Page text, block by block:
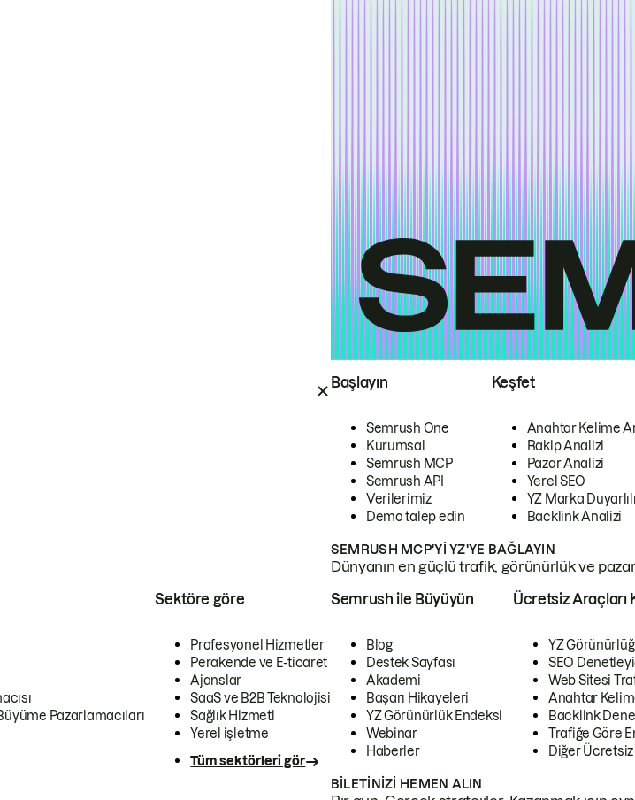
Başlayın
Semrush One
Kurumsal
Semrush MCP
Semrush API
Verilerimiz
Demo talep edin
Keşfet
Anahtar Kelime
Rakip Analizi
Pazar Analizi
Yerel SEO
YZ Marka
Backlink Analizi
SEMRUSH MCP'YI YZ'YE BAĞLAYIN
Dünyanın en güçlü trafik, görünürlük ve
Pazarlamacıları
Sektöre göre
Profesyonel Hizmetler
Perakende ve E-ticaret
Ajanslar
SaaS ve B2B Teknolojisi
Sağlık Hizmeti
Yerel işletme
Tüm sektörleri gör
Semrush ile Büyüyün
Blog
Destek Sayfası
Akademi
Başarı Hikayeleri
YZ Görünürlük Endeksi
Webinar
Haberler
Ücretsiz Araçları
YZ
SEO
Web Sitesi
Anahtar
Backlink
Trafiğe Göre
Diğer
BILETINIZI HEMEN ALIN